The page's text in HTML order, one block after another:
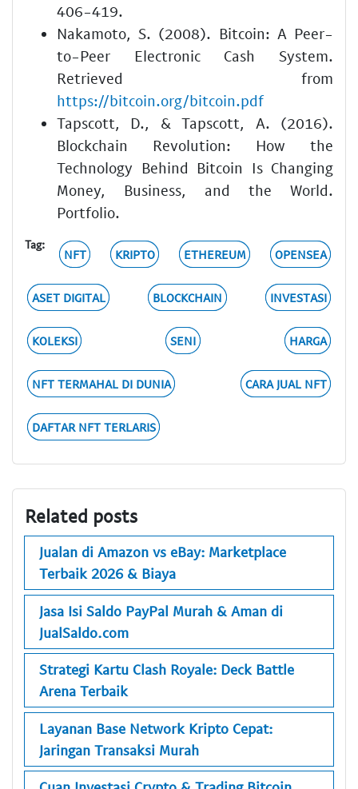
406-419.
Nakamoto, S. (2008). Bitcoin: A Peer-
to-Peer Electronic Cash System.
Retrieved from
https://bitcoin.org/bitcoin.pdf
Tapscott, D., & Tapscott, A. (2016).
Blockchain Revolution: How the
Technology Behind Bitcoin Is Changing
Money, Business, and the World.
Portfolio.
Tag:
NFT KRIPTO ETHEREUM OPENSEA
ASET DIGITAL BLOCKCHAIN INVESTASI
KOLEKSI SENI HARGA
NFT TERMAHAL DI DUNIA CARA JUAL NFT
DAFTAR NFT TERLARIS
Related posts
Jualan di Amazon vs eBay: Marketplace
Terbaik 2026 & Biaya
Jasa Isi Saldo PayPal Murah & Aman di
JualSaldo.com
Strategi Kartu Clash Royale: Deck Battle
Arena Terbaik
Layanan Base Network Kripto Cepat:
Jaringan Transaksi Murah